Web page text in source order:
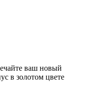
ваш новый
в золотом цвете